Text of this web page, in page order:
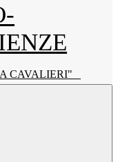
CAVALIERI"